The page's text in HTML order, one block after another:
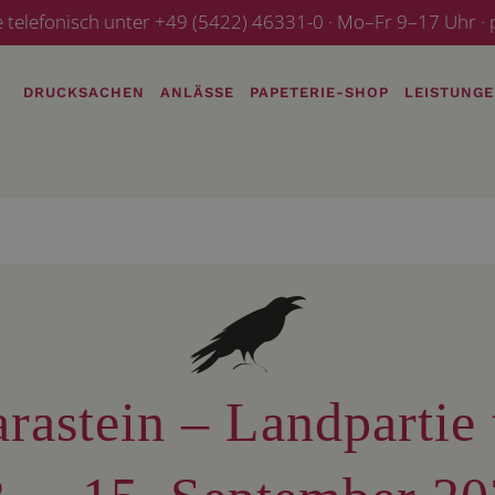
telefonisch unter +49 (5422) 46331-0 · Mo–Fr 9–17 Uhr
DRUCKSACHEN ANLÄSSE PAPETERIE-SHOP
–